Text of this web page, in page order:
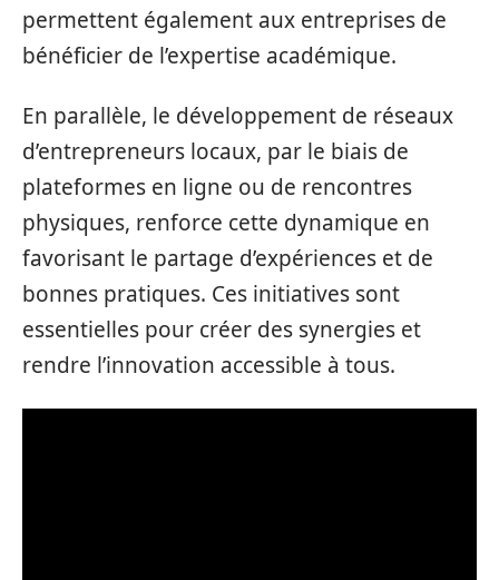
permettent également aux entreprises de
bénéficier de l’expertise académique.
En parallèle, le développement de réseaux
d’entrepreneurs locaux, par le biais de
plateformes en ligne ou de rencontres
physiques, renforce cette dynamique en
favorisant le partage d’expériences et de
bonnes pratiques. Ces initiatives sont
essentielles pour créer des synergies et
rendre l’innovation accessible à tous.